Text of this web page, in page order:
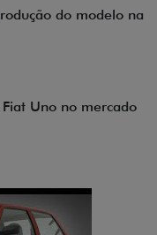
do modelo na
Uno no mercado